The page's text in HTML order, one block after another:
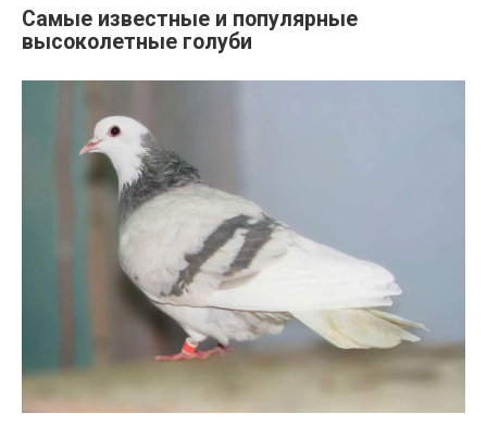
Самые известные и популярные
высоколетные голуби